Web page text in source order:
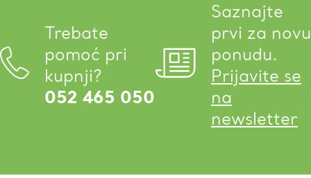
Trebate
pomoć pri
kupnji?
052 465 050
Saznajte
prvi za novu
ponudu.
Prijavite se
na
newsletter